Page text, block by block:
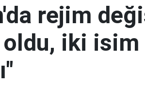
rejim
oldu, iki isim